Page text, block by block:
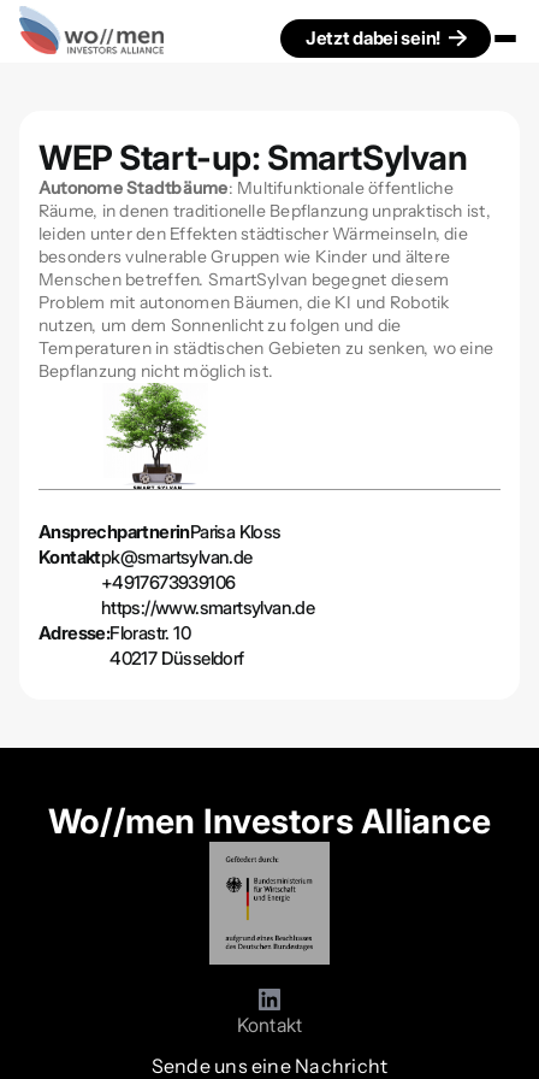
Jetzt dabei sein!
WEP Start-up: SmartSylvan
Autonome Stadtbäume: Multifunktionale öffentliche
Räume, in denen traditionelle Bepflanzung unpraktisch ist,
leiden unter den Effekten städtischer Wärmeinseln, die
besonders vulnerable Gruppen wie Kinder und ältere
Menschen betreffen. SmartSylvan begegnet diesem
Problem mit autonomen Bäumen, die KI und Robotik
nutzen, um dem Sonnenlicht zu folgen und die
Temperaturen in städtischen Gebieten zu senken, wo eine
Bepflanzung nicht möglich ist.
AnsprechpartnerinParisa Kloss
Kontaktpk@smartsylvan.de
+4917673939106
https://www.smartsylvan.de
Adresse:Florastr. 10
40217 Düsseldorf
Wo//men Investors Alliance
Kontakt
Sende uns eine Nachricht